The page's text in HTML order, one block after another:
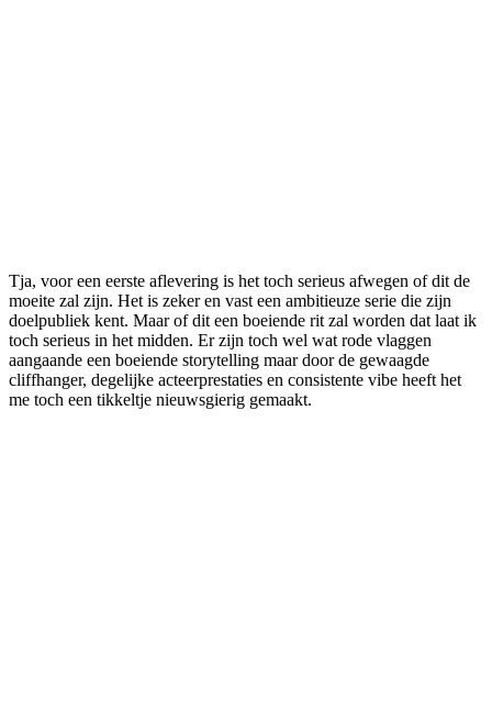
Tja, voor een eerste aflevering is het toch serieus afwegen of dit de
moeite zal zijn. Het is zeker en vast een ambitieuze serie die zijn
doelpubliek kent. Maar of dit een boeiende rit zal worden dat laat ik
toch serieus in het midden. Er zijn toch wel wat rode vlaggen
aangaande een boeiende storytelling maar door de gewaagde
cliffhanger, degelijke acteerprestaties en consistente vibe heeft het
me toch een tikkeltje nieuwsgierig gemaakt.